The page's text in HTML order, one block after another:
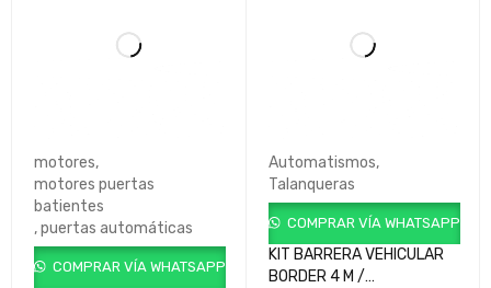
motores,
motores puertas
batientes
,puertas automáticas
COMPRAR VÍA WHATSAPP
Automatismos,
Talanqueras
COMPRAR VÍA WHATSAPP
KIT BARRERA VEHICULAR
BORDER 4 M /